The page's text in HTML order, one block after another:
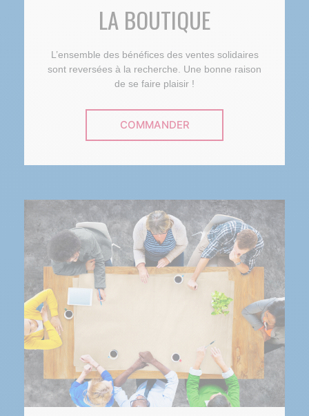
LA BOUTIQUE
L’ensemble des bénéfices des ventes solidaires
sont reversées à la recherche. Une bonne raison
de se faire plaisir !
COMMANDER